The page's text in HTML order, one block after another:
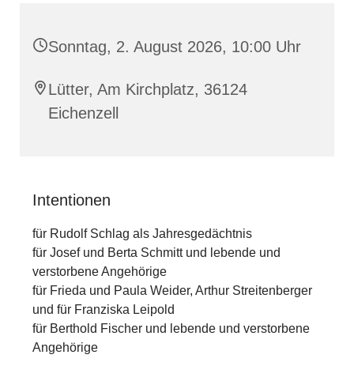
Sonntag, 2. August 2026, 10:00 Uhr
Lütter, Am Kirchplatz, 36124
Eichenzell
Intentionen
für Rudolf Schlag als Jahresgedächtnis
für Josef und Berta Schmitt und lebende und
verstorbene Angehörige
für Frieda und Paula Weider, Arthur Streitenberger
und für Franziska Leipold
für Berthold Fischer und lebende und verstorbene
Angehörige